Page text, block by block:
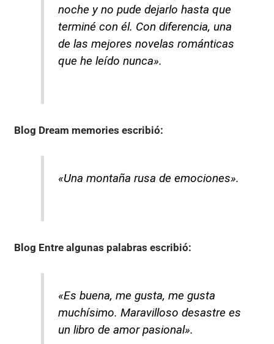
noche y no pude dejarlo hasta que
terminé con él. Con diferencia, una
de las mejores novelas románticas
que he leído nunca».
Blog Dream memories escribió:
«Una montaña rusa de emociones».
Blog Entre algunas palabras escribió:
«Es buena, me gusta, me gusta
muchísimo. Maravilloso desastre es
un libro de amor pasional».